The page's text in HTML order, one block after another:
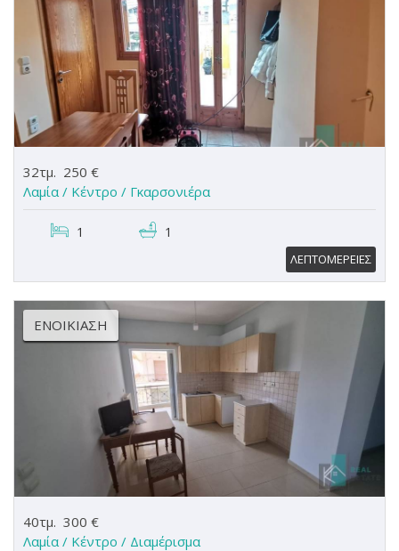
32τμ. 250 €
Λαμία / Κέντρο / Γκαρσονιέρα
1 1
ΛΕΠΤΟΜΕΡΕΙΕΣ
ΕΝΟΙΚΊΑΣΗ
40τμ. 300 €
Λαμία / Κέντρο / Διαμέρισμα